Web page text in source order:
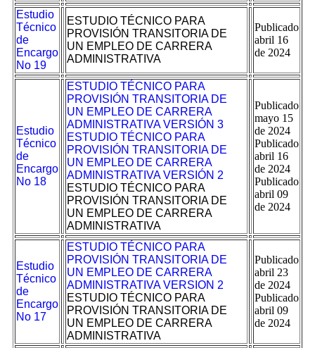
Estudio
Técnico
de
Encargo
No 19
ESTUDIO TÉCNICO PARA
PROVISIÓN TRANSITORIA DE
UN EMPLEO DE CARRERA
ADMINISTRATIVA
Publicado
abril 16
de 2024
Estudio
Técnico
de
Encargo
No 18
ESTUDIO TÉCNICO PARA
PROVISIÓN TRANSITORIA DE
UN EMPLEO DE CARRERA
ADMINISTRATIVA VERSIÓN 3
ESTUDIO TÉCNICO PARA
PROVISIÓN TRANSITORIA DE
UN EMPLEO DE CARRERA
ADMINISTRATIVA VERSIÓN 2
ESTUDIO TÉCNICO PARA
PROVISIÓN TRANSITORIA DE
UN EMPLEO DE CARRERA
ADMINISTRATIVA
Publicado
mayo 15
de 2024
Publicado
abril 16
de 2024
Publicado
abril 09
de 2024
Estudio
Técnico
de
Encargo
No 17
ESTUDIO TÉCNICO PARA
PROVISIÓN TRANSITORIA DE
UN EMPLEO DE CARRERA
ADMINISTRATIVA VERSION 2
ESTUDIO TÉCNICO PARA
PROVISIÓN TRANSITORIA DE
UN EMPLEO DE CARRERA
ADMINISTRATIVA
Publicado
abril 23
de 2024
Publicado
abril 09
de 2024